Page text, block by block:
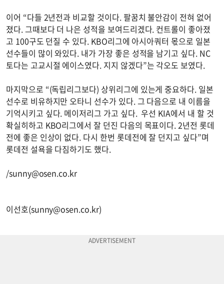
이어 “다들 2년전과 비교할 것이다. 팔꿈치 불안감이 전혀 없어
졌다. 그때보다 더 나은 성적을 보여드리겠다. 컨트롤이 좋아졌
고 100구도 던질 수 있다. KBO리그에 아시아쿼터 몫으로 일본
선수들이 많이 와있다. 내가 가장 좋은 성적을 남기고 싶다. NC
토다는 고교시절 에이스였다. 지지 않겠다”는 각오도 보였다.
마지막으로 “(독립리그보다) 상위리그에 있는게 중요하다. 일본
선수로 비유하지만 오타니 선수가 있다. 그 다음으로 내 이름을
기억시키고 싶다. 메이저리그 가고 싶다. 우선 KIA에서 내 할 것
확실히하고 KBO리그에서 잘 던진 다음의 목표이다. 2년전 롯데
전에 좋은 인상이 없다. 다시 한번 롯데전에 잘 던지고 싶다”며
롯데전 설욕을 다짐하기도 했다.
/sunny@osen.co.kr
이선호(sunny@osen.co.kr)